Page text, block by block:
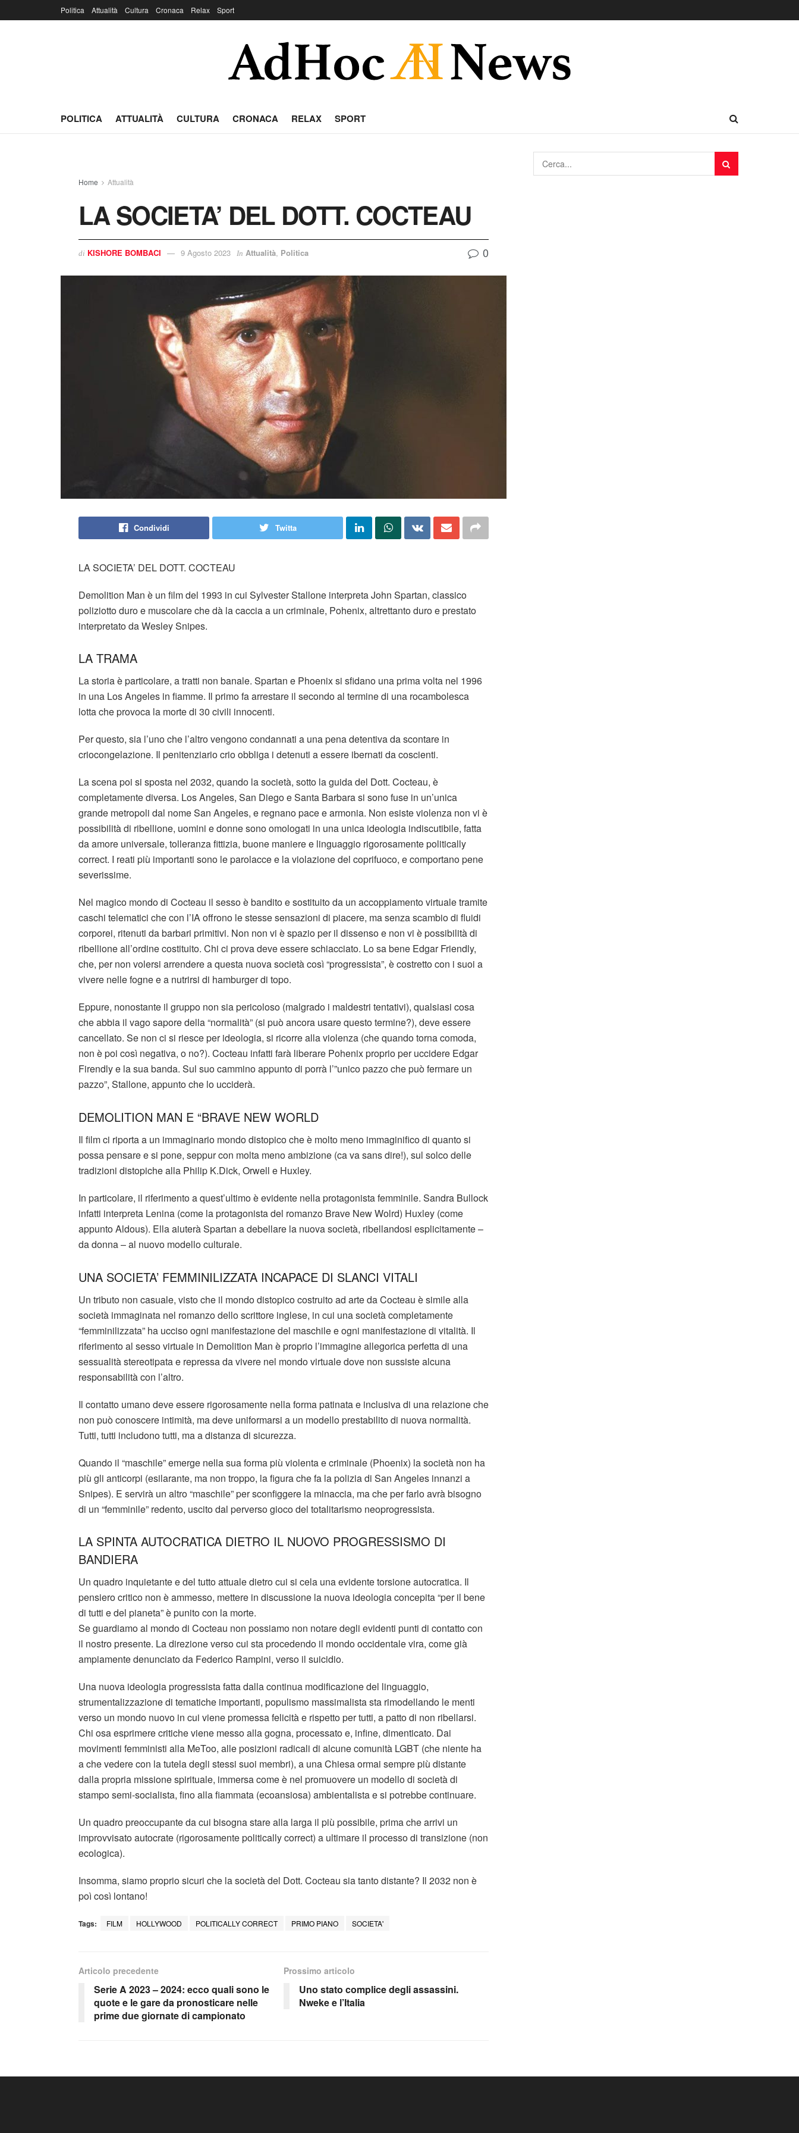
Politica Attualità Cultura Cronaca Relax Sport
POLITICA ATTUALITÀ CULTURA CRONACA RELAX SPORT
Home Attualità
LA SOCIETA’ DEL DOTT. COCTEAU
di KISHORE BOMBACI 9 Agosto 2023 In Attualità, Politica 0
Condividi Twitta
LA SOCIETA’ DEL DOTT. COCTEAU
Demolition Man è un film del 1993 in cui Sylvester Stallone interpreta John Spartan, classico
poliziotto duro e muscolare che dà la caccia a un criminale, Pohenix, altrettanto duro e prestato
interpretato da Wesley Snipes.
LA TRAMA
La storia è particolare, a tratti non banale. Spartan e Phoenix si sfidano una prima volta nel 1996
in una Los Angeles in fiamme. Il primo fa arrestare il secondo al termine di una rocambolesca
lotta che provoca la morte di 30 civili innocenti.
Per questo, sia l’uno che l’altro vengono condannati a una pena detentiva da scontare in
criocongelazione. Il penitenziario crio obbliga i detenuti a essere ibernati da coscienti.
La scena poi si sposta nel 2032, quando la società, sotto la guida del Dott. Cocteau, è
completamente diversa. Los Angeles, San Diego e Santa Barbara si sono fuse in un’unica
grande metropoli dal nome San Angeles, e regnano pace e armonia. Non esiste violenza non vi è
possibilità di ribellione, uomini e donne sono omologati in una unica ideologia indiscutibile, fatta
da amore universale, tolleranza fittizia, buone maniere e linguaggio rigorosamente politically
correct. I reati più importanti sono le parolacce e la violazione del coprifuoco, e comportano pene
severissime.
Nel magico mondo di Cocteau il sesso è bandito e sostituito da un accoppiamento virtuale tramite
caschi telematici che con l’IA offrono le stesse sensazioni di piacere, ma senza scambio di fluidi
corporei, ritenuti da barbari primitivi. Non non vi è spazio per il dissenso e non vi è possibilità di
ribellione all’ordine costituito. Chi ci prova deve essere schiacciato. Lo sa bene Edgar Friendly,
che, per non volersi arrendere a questa nuova società così “progressista”, è costretto con i suoi a
vivere nelle fogne e a nutrirsi di hamburger di topo.
Eppure, nonostante il gruppo non sia pericoloso (malgrado i maldestri tentativi), qualsiasi cosa
che abbia il vago sapore della “normalità” (si può ancora usare questo termine?), deve essere
cancellato. Se non ci si riesce per ideologia, si ricorre alla violenza (che quando torna comoda,
non è poi così negativa, o no?). Cocteau infatti farà liberare Pohenix proprio per uccidere Edgar
Firendly e la sua banda. Sul suo cammino appunto di porrà l’”unico pazzo che può fermare un
pazzo”, Stallone, appunto che lo ucciderà.
DEMOLITION MAN E “BRAVE NEW WORLD
Il film ci riporta a un immaginario mondo distopico che è molto meno immaginifico di quanto si
possa pensare e si pone, seppur con molta meno ambizione (ca va sans dire!), sul solco delle
tradizioni distopiche alla Philip K.Dick, Orwell e Huxley.
In particolare, il riferimento a quest’ultimo è evidente nella protagonista femminile. Sandra Bullock
infatti interpreta Lenina (come la protagonista del romanzo Brave New Wolrd) Huxley (come
appunto Aldous). Ella aiuterà Spartan a debellare la nuova società, ribellandosi esplicitamente –
da donna – al nuovo modello culturale.
UNA SOCIETA’ FEMMINILIZZATA INCAPACE DI SLANCI VITALI
Un tributo non casuale, visto che il mondo distopico costruito ad arte da Cocteau è simile alla
società immaginata nel romanzo dello scrittore inglese, in cui una società completamente
“femminilizzata” ha ucciso ogni manifestazione del maschile e ogni manifestazione di vitalità. Il
riferimento al sesso virtuale in Demolition Man è proprio l’immagine allegorica perfetta di una
sessualità stereotipata e repressa da vivere nel mondo virtuale dove non sussiste alcuna
responsabilità con l’altro.
Il contatto umano deve essere rigorosamente nella forma patinata e inclusiva di una relazione che
non può conoscere intimità, ma deve uniformarsi a un modello prestabilito di nuova normalità.
Tutti, tutti includono tutti, ma a distanza di sicurezza.
Quando il “maschile” emerge nella sua forma più violenta e criminale (Phoenix) la società non ha
più gli anticorpi (esilarante, ma non troppo, la figura che fa la polizia di San Angeles innanzi a
Snipes). E servirà un altro “maschile” per sconfiggere la minaccia, ma che per farlo avrà bisogno
di un “femminile” redento, uscito dal perverso gioco del totalitarismo neoprogressista.
LA SPINTA AUTOCRATICA DIETRO IL NUOVO PROGRESSISMO DI
BANDIERA
Un quadro inquietante e del tutto attuale dietro cui si cela una evidente torsione autocratica. Il
pensiero critico non è ammesso, mettere in discussione la nuova ideologia concepita “per il bene
di tutti e del pianeta” è punito con la morte.
Se guardiamo al mondo di Cocteau non possiamo non notare degli evidenti punti di contatto con
il nostro presente. La direzione verso cui sta procedendo il mondo occidentale vira, come già
ampiamente denunciato da Federico Rampini, verso il suicidio.
Una nuova ideologia progressista fatta dalla continua modificazione del linguaggio,
strumentalizzazione di tematiche importanti, populismo massimalista sta rimodellando le menti
verso un mondo nuovo in cui viene promessa felicità e rispetto per tutti, a patto di non ribellarsi.
Chi osa esprimere critiche viene messo alla gogna, processato e, infine, dimenticato. Dai
movimenti femministi alla MeToo, alle posizioni radicali di alcune comunità LGBT (che niente ha
a che vedere con la tutela degli stessi suoi membri), a una Chiesa ormai sempre più distante
dalla propria missione spirituale, immersa come è nel promuovere un modello di società di
stampo semi-socialista, fino alla fiammata (ecoansiosa) ambientalista e si potrebbe continuare.
Un quadro preoccupante da cui bisogna stare alla larga il più possibile, prima che arrivi un
improvvisato autocrate (rigorosamente politically correct) a ultimare il processo di transizione (non
ecologica).
Insomma, siamo proprio sicuri che la società del Dott. Cocteau sia tanto distante? Il 2032 non è
poì così lontano!
Tags: FILM HOLLYWOOD POLITICALLY CORRECT PRIMO PIANO SOCIETA'
Articolo precedente
Serie A 2023 – 2024: ecco quali sono le
quote e le gare da pronosticare nelle
prime due giornate di campionato
Prossimo articolo
Uno stato complice degli assassini.
Nweke e l’Italia